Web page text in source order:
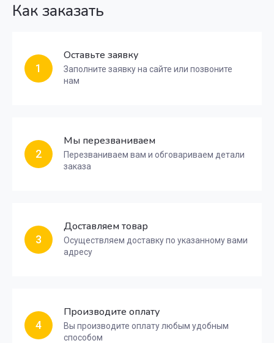
Как заказать
1
Оставьте заявку
Заполните заявку на сайте или позвоните
нам
2
Мы перезваниваем
Перезваниваем вам и обговариваем детали
заказа
3
Доставляем товар
Осуществляем доставку по указанному вами
адресу
4
Производите оплату
Вы производите оплату любым удобным
способом